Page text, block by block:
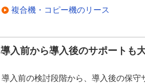
複合機・コピー機のリース
導入前から導入後のサポートも
導入前の検討段階から、導入後の保守